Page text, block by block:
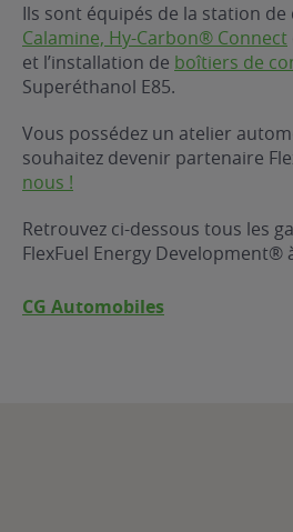
gratuit
?
de mon
Ils sont équipés de la station de
Calamine, Hy-Carbon® Connect
et l’installation de boîtiers de
Superéthanol E85.
Vous possédez un atelier
souhaitez devenir partenaire
nous !
Retrouvez ci-dessous tous les
FlexFuel Energy Development®
CG Automobiles